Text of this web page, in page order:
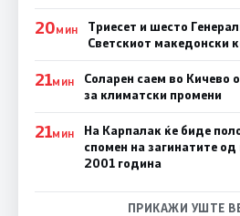
20МИН
Триесет и шесто
Светскиот македонски
21МИН
Соларен саем во Кичево
за климатски промени
21МИН
На Карпалак ќе биде
спомен на загинатите
2001 година
ПРИКАЖИ УШТЕ